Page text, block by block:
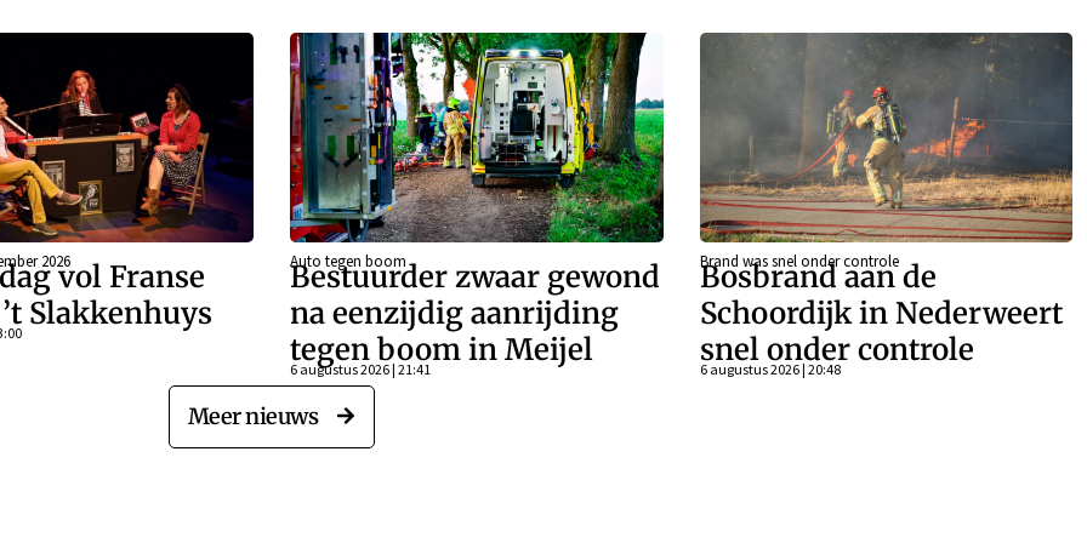
2026vol Franse
Slakkenhuys
Auto tegen boom
Bestuurder zwaar gewond
na eenzijdig aanrijding
tegen boom in Meijel
6 augustus 2026 | 21:41
Brand was snel onder controle
Bosbrand aan de
Schoordijk in Nederweert
snel onder controle
6 augustus 2026 | 20:48
Meer nieuws